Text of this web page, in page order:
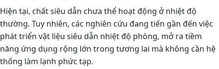
Hiện tại, chất siêu dẫn chưa thể hoạt động ở nhiệt độ
thường. Tuy nhiên, các nghiên cứu đang tiến gần đến việc
phát triển vật liệu siêu dẫn nhiệt độ phòng, mở ra tiềm
năng ứng dụng rộng lớn trong tương lai mà không cần hệ
thống làm lạnh phức tạp.